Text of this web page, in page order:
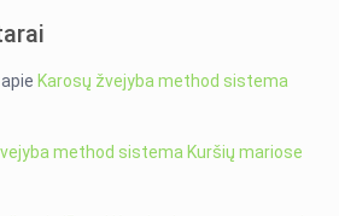
apieKarosų žvejyba method sistema
method sistema Kuršių mariose